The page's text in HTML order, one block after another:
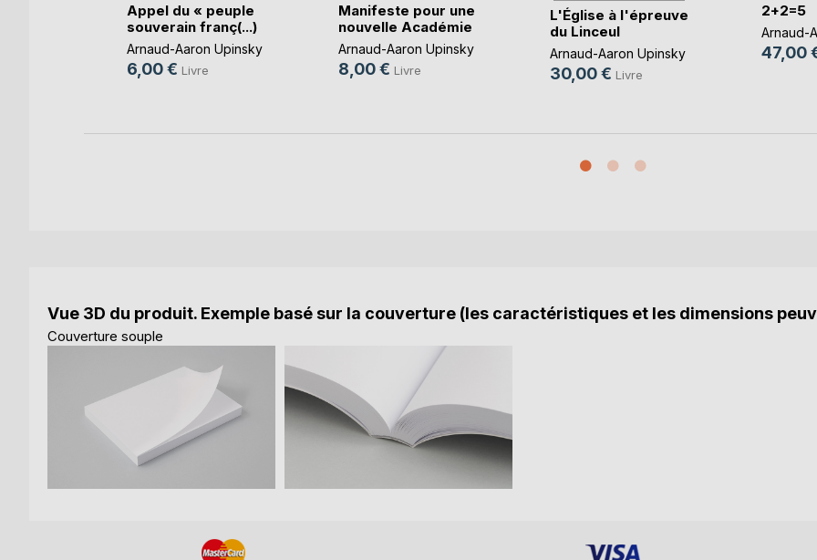
Appel du « peuple
souverain franç(...)
Arnaud-Aaron Upinsky
6,00 € Livre
Manifeste pour une
nouvelle Académie
Arnaud-Aaron Upinsky
8,00 € Livre
L'Église à l'épreuve
du Linceul
Arnaud-Aaron Upinsky
30,00 € Livre
2+2=5
Arnaud-
47,00
Vue 3D du produit. Exemple basé sur la couverture (les caractéristiques et les dimensions
Couverture souple